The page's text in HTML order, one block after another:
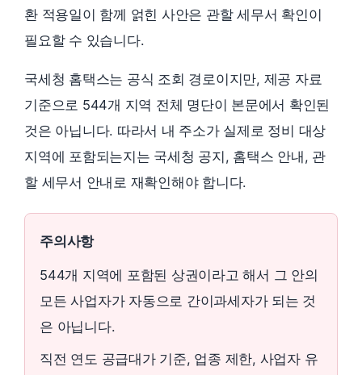
환 적용일이 함께 얽힌 사안은 관할 세무서 확인이
필요할 수 있습니다.
국세청 홈택스는 공식 조회 경로이지만, 제공 자료
기준으로 544개 지역 전체 명단이 본문에서 확인된
것은 아닙니다. 따라서 내 주소가 실제로 정비 대상
지역에 포함되는지는 국세청 공지, 홈택스 안내, 관
할 세무서 안내로 재확인해야 합니다.
주의사항
544개 지역에 포함된 상권이라고 해서 그 안의
모든 사업자가 자동으로 간이과세자가 되는 것
은 아닙니다.
직전 연도 공급대가 기준, 업종 제한, 사업자 유